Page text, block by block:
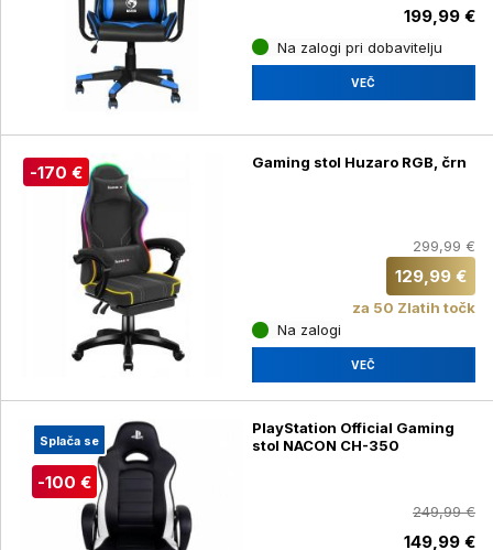
199,99 €
Na zalogi pri dobavitelju
VEČ
-170 € Gaming stol Huzaro RGB, črn
299,99 €
129,99 €
za 50 Zlatih točk
Na zalogi
VEČ
Splača se
-100 €
PlayStation Official Gaming
stol NACON CH-350
249,99 €
149,99 €